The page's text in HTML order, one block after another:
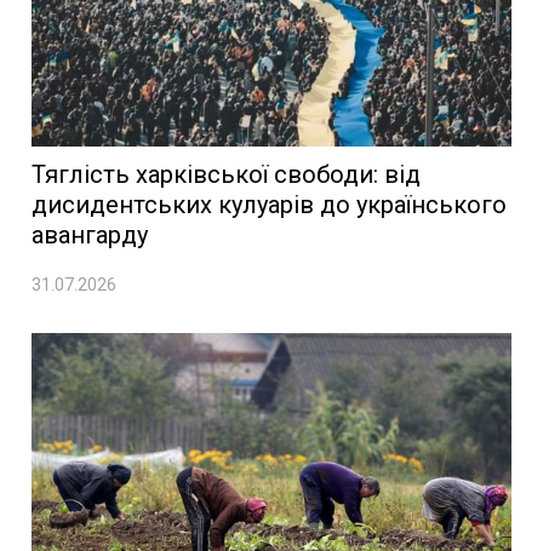
Тяглість харківської свободи: від
дисидентських кулуарів до українського
авангарду
31.07.2026